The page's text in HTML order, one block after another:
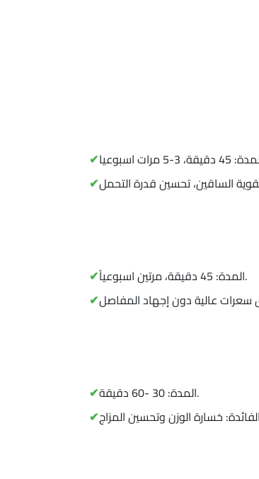
المدة: 45 دقيقة، مرتين اسبوعياً.
المدة: 30 -60 دقيقة.